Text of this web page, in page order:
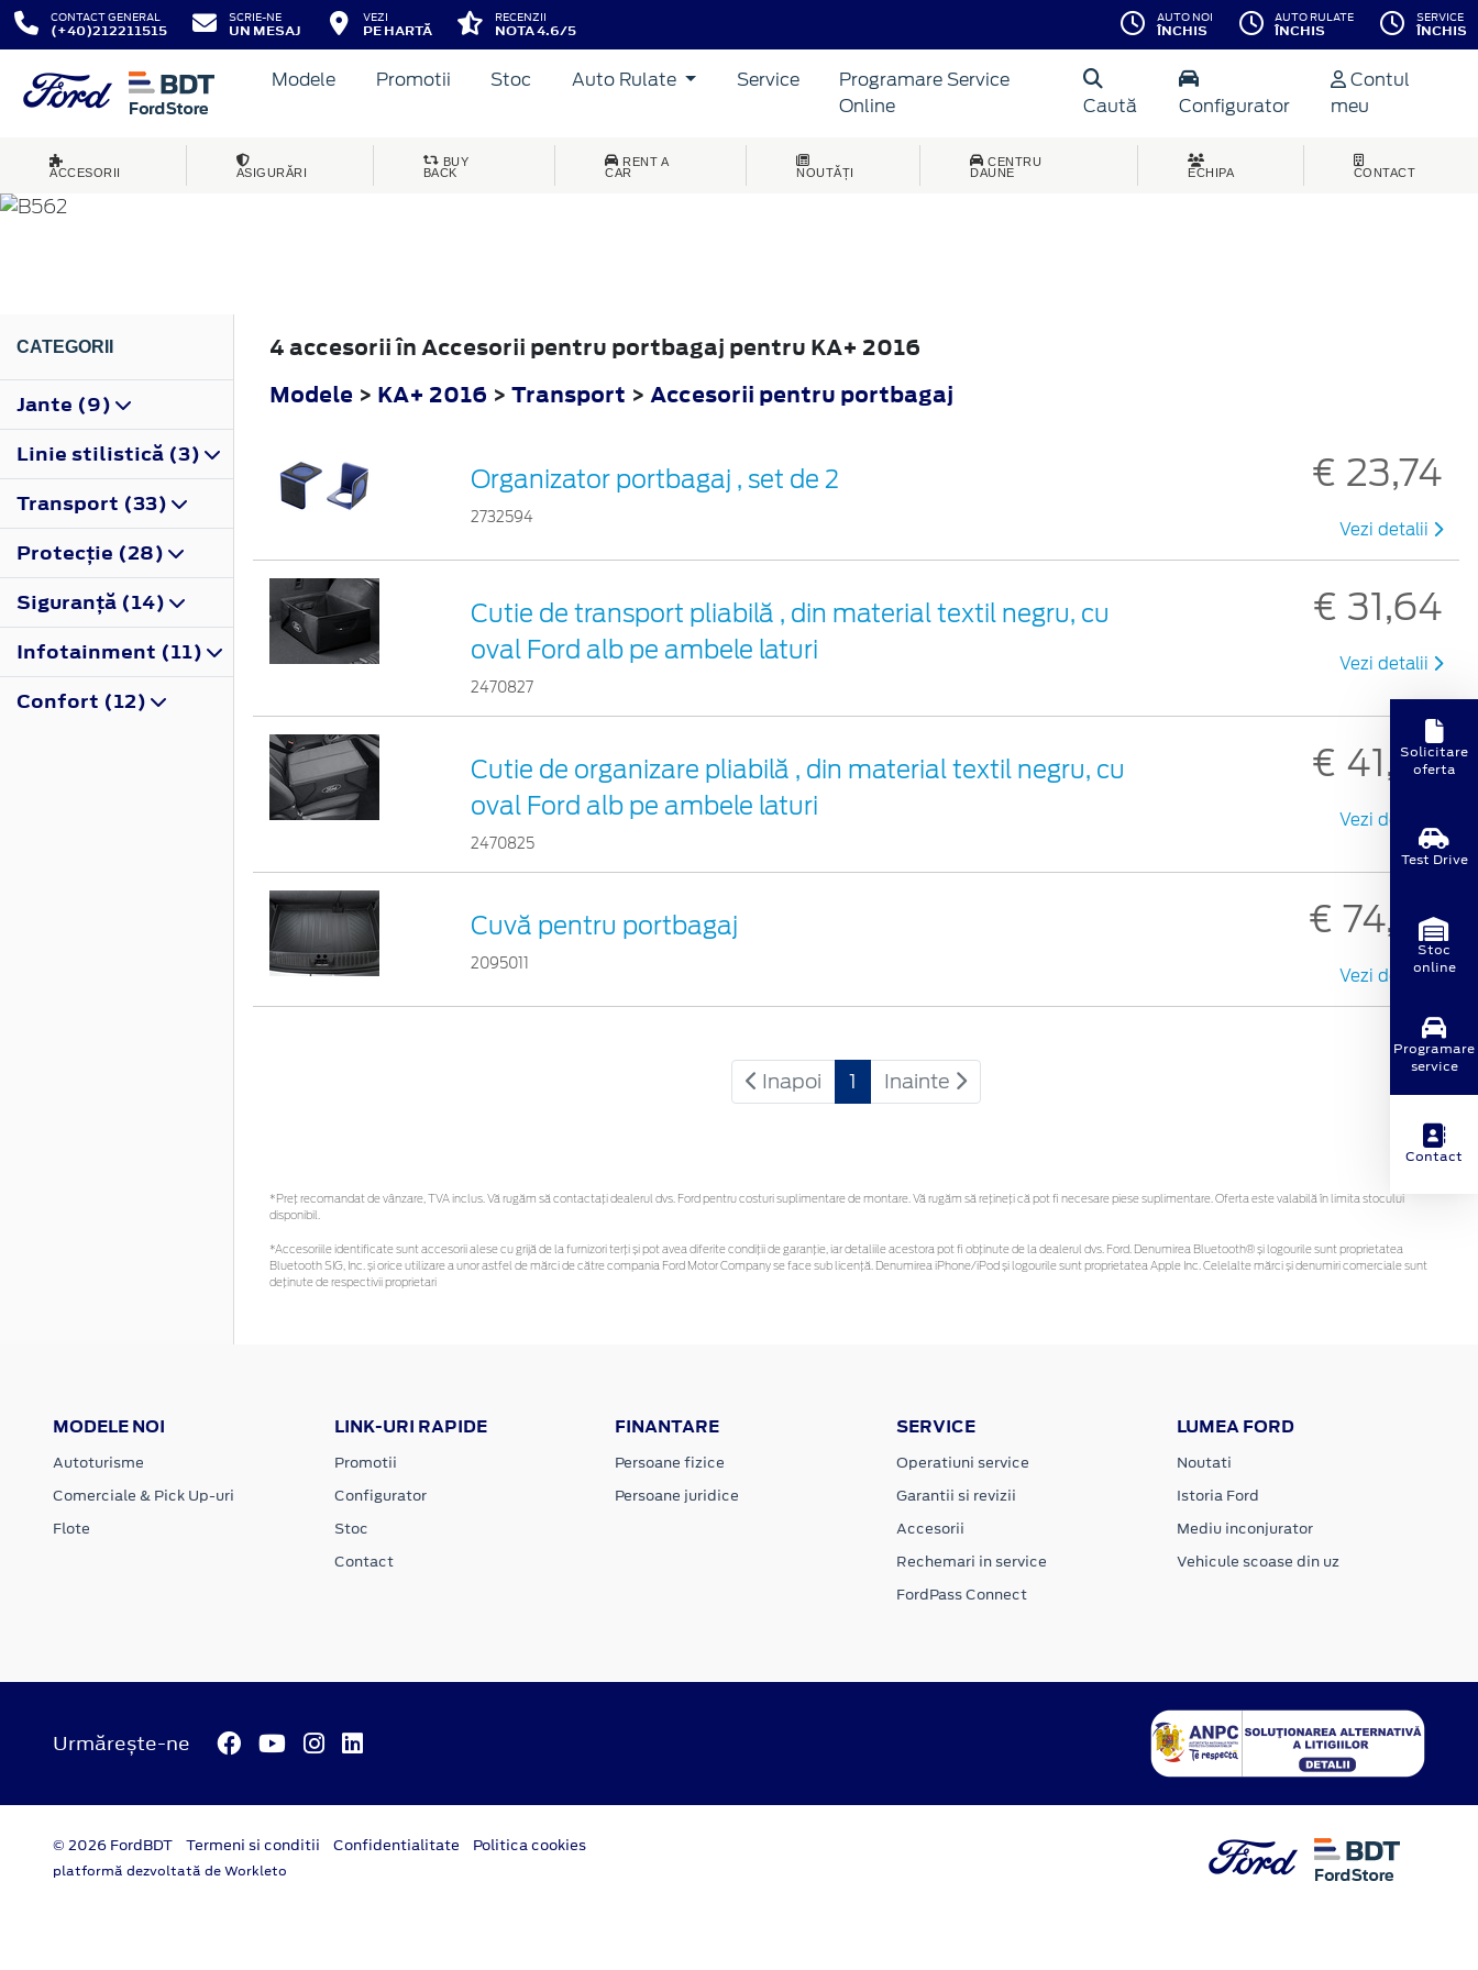
CONTACT GENERAL
(+40)212211515
SCRIE-NE
UN MESAJ
VEZI
PE HARTĂ
RECENZII
NOTA 4.6/5
AUTO NOI
ÎNCHIS
AUTO RULATE
ÎNCHIS
SERVICE
ÎNCHIS
Modele Promotii Stoc Auto Rulate Service
Programare Service
Online
Caută Configurator
Contul
meu
ACCESORII ASIGURĂRI
BUY
BACK
RENT A
CAR
NOUTĂȚI
CENTRU
DAUNE
ECHIPA CONTACT
KA+
CATEGORII
Jante (9)
Linie stilistică (3)
Transport (33)
Protecţie (28)
Siguranţă (14)
Infotainment (11)
Confort (12)
4 accesorii în Accesorii pentru portbagaj pentru KA+ 2016
Modele > KA+ 2016 > Transport > Accesorii pentru portbagaj
Organizator portbagaj , set de 2
2732594
€ 23,74
Vezi detalii
Cutie de transport pliabilă , din material textil negru, cu
oval Ford alb pe ambele laturi
2470827
€ 31,64
Vezi detalii
Cutie de organizare pliabilă , din material textil negru, cu
oval Ford alb pe ambele laturi
2470825
€ 41,96
Vezi detalii
Cuvă pentru portbagaj
2095011
€ 74,49
Vezi detalii
Inapoi 1 Inainte
*Preţ recomandat de vânzare, TVA inclus. Vă rugăm să contactaţi dealerul dvs. Ford pentru costuri suplimentare de montare. Vă rugăm să rețineți că pot fi necesare piese suplimentare. Oferta este valabilă în limita stocului
disponibil.
*Accesoriile identificate sunt accesorii alese cu grijă de la furnizori terți și pot avea diferite condiții de garanție, iar detaliile acestora pot fi obținute de la dealerul dvs. Ford. Denumirea Bluetooth® și logourile sunt proprietatea
Bluetooth SIG, Inc. și orice utilizare a unor astfel de mărci de către compania Ford Motor Company se face sub licență. Denumirea iPhone/iPod și logourile sunt proprietatea Apple Inc. Celelalte mărci și denumiri comerciale sunt
deținute de respectivii proprietari
MODELE NOI
Autoturisme
Comerciale & Pick Up-uri
Flote
LINK-URI RAPIDE
Promotii
Configurator
Stoc
Contact
FINANTARE
Persoane fizice
Persoane juridice
SERVICE
Operatiuni service
Garantii si revizii
Accesorii
Rechemari in service
FordPass Connect
LUMEA FORD
Noutati
Istoria Ford
Mediu inconjurator
Vehicule scoase din uz
Urmărește-ne
© 2026 FordBDT Termeni si conditii Confidentialitate Politica cookies
platformă dezvoltată de Workleto
Solicitare
oferta
Test Drive
Stoc
online
Programare
service
Contact